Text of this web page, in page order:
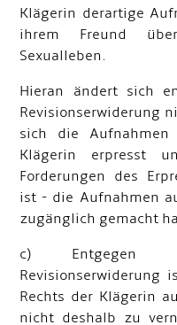
Klägerin derartige
ihrem Freund
Sexualleben.
Hieran ändert sich
Revisionserwiderung
sich die Aufnahmen
Klägerin erpresst
Forderungen des
ist - die Aufnahmen
zugänglich gemacht
c) Entgegen
Revisionserwiderung
Rechts der Klägerin
nicht deshalb zu